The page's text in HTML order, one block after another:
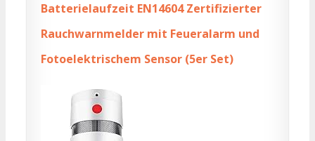
Batterielaufzeit EN14604 Zertifizierter
Rauchwarnmelder mit Feueralarm und
Fotoelektrischem Sensor (5er Set)